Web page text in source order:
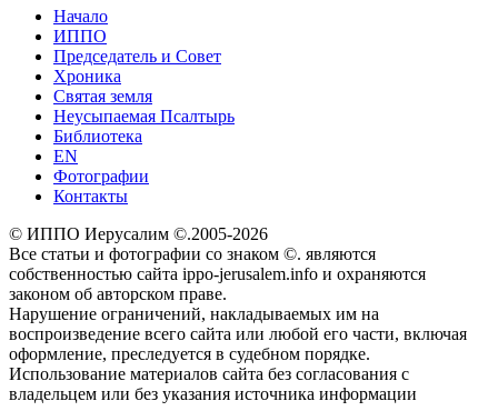
Начало
ИППО
Председатель и Совет
Хроника
Святая земля
Неусыпаемая Псалтырь
Библиотека
EN
Фотографии
Контакты
© ИППО Иерусалим ©.2005-2026
Все статьи и фотографии со знаком ©. являются
собственностью сайта ippo-jerusalem.info и охраняются
законом об авторском праве.
Нарушение ограничений, накладываемых им на
воспроизведение всего сайта или любой его части, включая
оформление, преследуется в судебном порядке.
Использование материалов сайта без согласования с
владельцем или без указания источника информации